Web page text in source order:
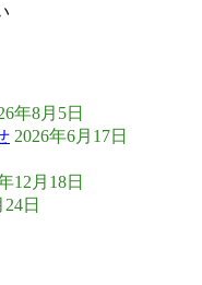
年8月5日
2026年6月17日
12月18日
日